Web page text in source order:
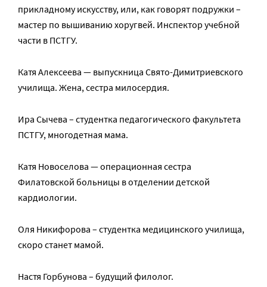
прикладному искусству, или, как говорят подружки –
мастер по вышиванию хоругвей. Инспектор учебной
части в ПСТГУ.
Катя Алексеева — выпускница Свято-Димитриевского
училища. Жена, сестра милосердия.
Ира Сычева – студентка педагогического факультета
ПСТГУ, многодетная мама.
Катя Новоселова — операционная сестра
Филатовской больницы в отделении детской
кардиологии.
Оля Никифорова – студентка медицинского училища,
скоро станет мамой.
Настя Горбунова – будущий филолог.